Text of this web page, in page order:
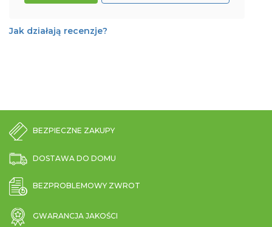
Jak działają recenzje?
BEZPIECZNE ZAKUPY
DOSTAWA DO DOMU
BEZPROBLEMOWY ZWROT
GWARANCJA JAKOŚCI